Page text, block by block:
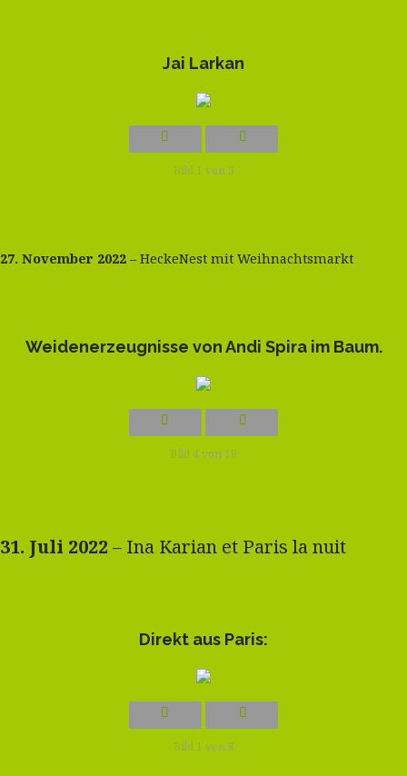
Jai Larkan
Bild 1 von 3
27. November 2022 – HeckeNest mit Weihnachtsmarkt
Weidenerzeugnisse von Andi Spira im Baum.
Bild 4 von 18
31. Juli 2022 – Ina Karian et Paris la nuit
Direkt aus Paris:
Bild 1 von 8